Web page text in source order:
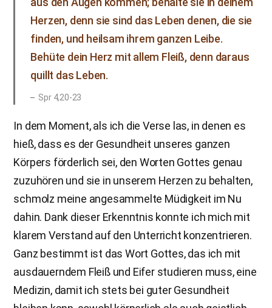
Herzen, denn sie sind das Leben denen, die sie
finden, und heilsam ihrem ganzen Leibe.
Behüte dein Herz mit allem Fleiß, denn daraus
quillt das Leben.
Spr 4,20-23
In dem Moment, als ich die Verse las, in denen es
hieß, dass es der Gesundheit unseres ganzen
Körpers förderlich sei, den Worten Gottes genau
zuzuhören und sie in unserem Herzen zu behalten,
schmolz meine angesammelte Müdigkeit im Nu
dahin. Dank dieser Erkenntnis konnte ich mich mit
klarem Verstand auf den Unterricht konzentrieren.
Ganz bestimmt ist das Wort Gottes, das ich mit
ausdauerndem Fleiß und Eifer studieren muss, eine
Medizin, damit ich stets bei guter Gesundheit